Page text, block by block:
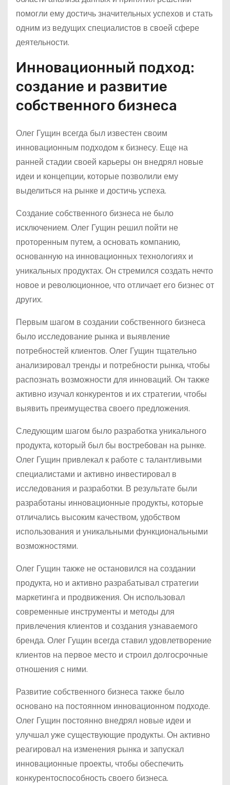
помогли ему достичь значительных успехов и стать
одним из ведущих специалистов в своей сфере
деятельности.
Инновационный подход:
создание и развитие
собственного бизнеса
Олег Гущин всегда был известен своим
инновационным подходом к бизнесу. Еще на
ранней стадии своей карьеры он внедрял новые
идеи и концепции, которые позволили ему
выделиться на рынке и достичь успеха.
Создание собственного бизнеса не было
исключением. Олег Гущин решил пойти не
проторенным путем, а основать компанию,
основанную на инновационных технологиях и
уникальных продуктах. Он стремился создать нечто
новое и революционное, что отличает его бизнес от
других.
Первым шагом в создании собственного бизнеса
было исследование рынка и выявление
потребностей клиентов. Олег Гущин тщательно
анализировал тренды и потребности рынка, чтобы
распознать возможности для инноваций. Он также
активно изучал конкурентов и их стратегии, чтобы
выявить преимущества своего предложения.
Следующим шагом было разработка уникального
продукта, который был бы востребован на рынке.
Олег Гущин привлекал к работе с талантливыми
специалистами и активно инвестировал в
исследования и разработки. В результате были
разработаны инновационные продукты, которые
отличались высоким качеством, удобством
использования и уникальными функциональными
возможностями.
Олег Гущин также не остановился на создании
продукта, но и активно разрабатывал стратегии
маркетинга и продвижения. Он использовал
современные инструменты и методы для
привлечения клиентов и создания узнаваемого
бренда. Олег Гущин всегда ставил удовлетворение
клиентов на первое место и строил долгосрочные
отношения с ними.
Развитие собственного бизнеса также было
основано на постоянном инновационном подходе.
Олег Гущин постоянно внедрял новые идеи и
улучшал уже существующие продукты. Он активно
реагировал на изменения рынка и запускал
инновационные проекты, чтобы обеспечить
конкурентоспособность своего бизнеса.